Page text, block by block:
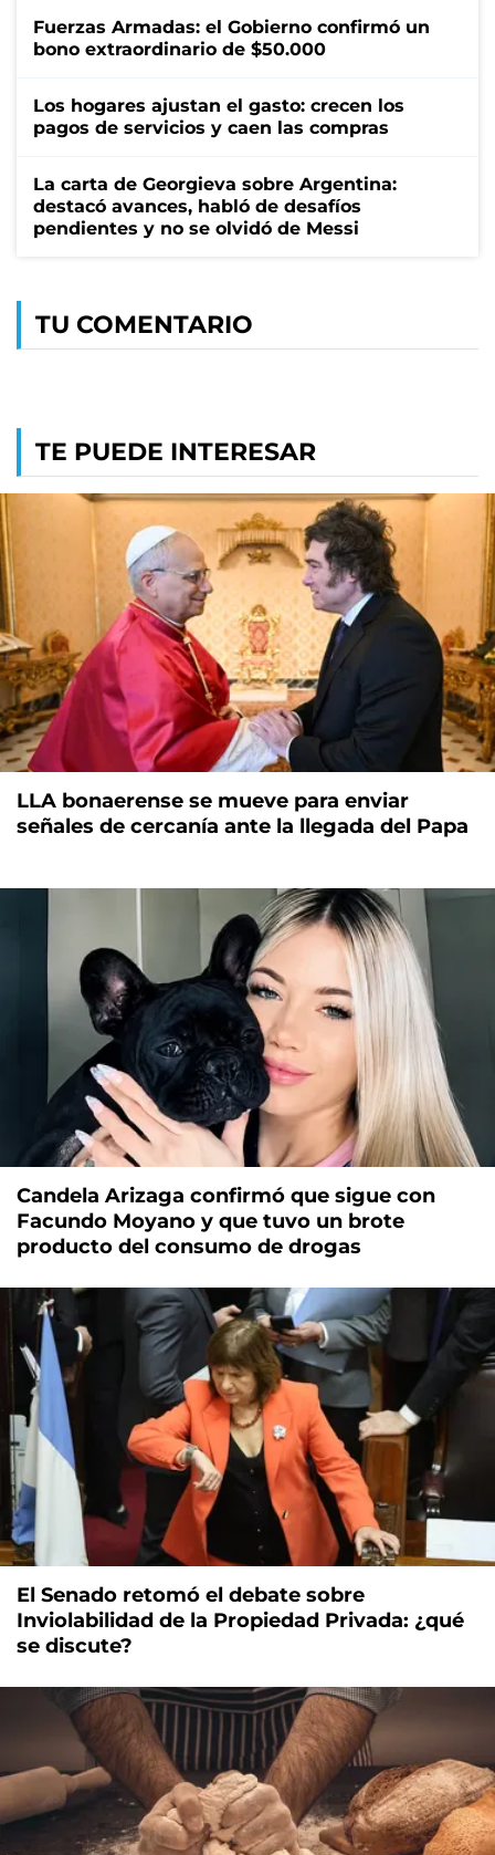
Fuerzas Armadas: el Gobierno confirmó un
bono extraordinario de $50.000
Los hogares ajustan el gasto: crecen los
pagos de servicios y caen las compras
La carta de Georgieva sobre Argentina:
destacó avances, habló de desafíos
pendientes y no se olvidó de Messi
TU COMENTARIO
TE PUEDE INTERESAR
LLA bonaerense se mueve para enviar
señales de cercanía ante la llegada del Papa
Candela Arizaga confirmó que sigue con
Facundo Moyano y que tuvo un brote
producto del consumo de drogas
El Senado retomó el debate sobre
Inviolabilidad de la Propiedad Privada: ¿qué
se discute?